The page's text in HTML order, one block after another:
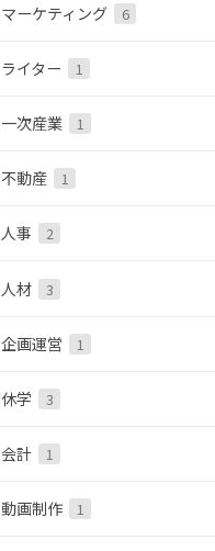
マーケティング 6
ライター 1
一次産業 1
不動産 1
人事 2
人材 3
企画運営 1
休学 3
会計 1
動画制作 1